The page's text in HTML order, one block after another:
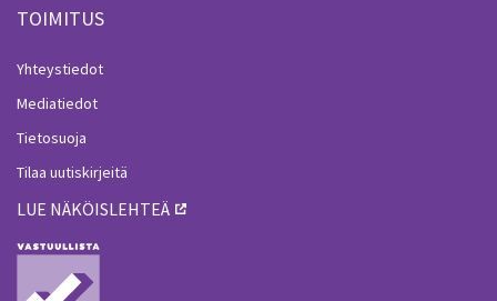
TOIMITUS
Yhteystiedot
Mediatiedot
Tietosuoja
Tilaa uutiskirjeitä
LUE NÄKÖISLEHTEÄ